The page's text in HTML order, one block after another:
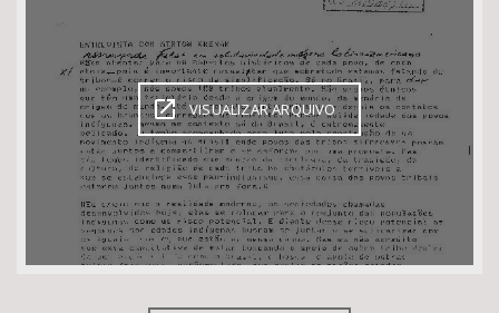
Bioma / Bacia
Área de Levantamento
VISUALIZAR ARQUIVO